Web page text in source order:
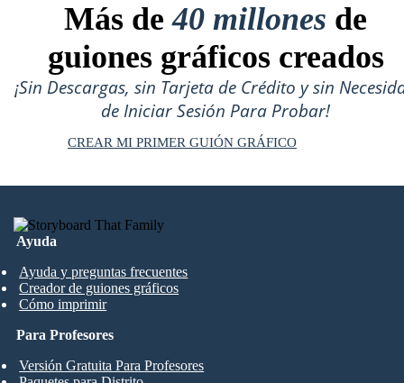
Más de40 millones de
guiones gráficos creados
¡Sin Descargas, sin Tarjeta de Crédito y sin
de Iniciar Sesión Para Probar!
CREAR MI PRIMER GUIÓN GRÁFICO
Ayuda
Ayuda y preguntas frecuentes
Creador de guiones gráficos
Cómo imprimir
Para Profesores
Versión Gratuita Para Profesores